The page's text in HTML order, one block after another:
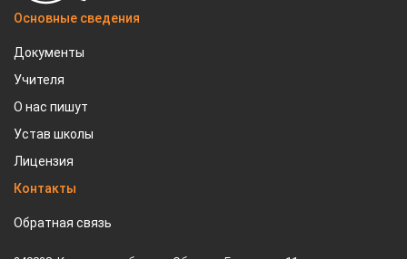
Основные сведения
Документы
Учителя
О нас пишут
Устав школы
Лицензия
Контакты
Обратная связь